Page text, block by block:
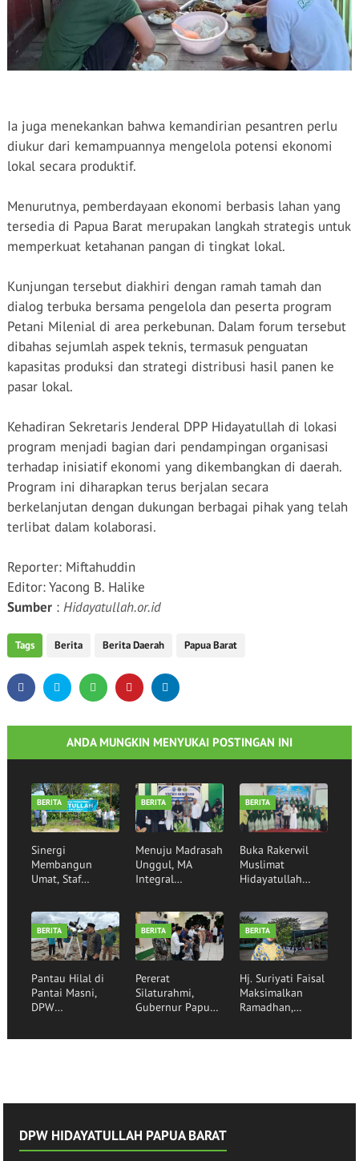
Ia juga menekankan bahwa kemandirian pesantren perlu
diukur dari kemampuannya mengelola potensi ekonomi
lokal secara produktif.
Menurutnya, pemberdayaan ekonomi berbasis lahan yang
tersedia di Papua Barat merupakan langkah strategis untuk
memperkuat ketahanan pangan di tingkat lokal.
Kunjungan tersebut diakhiri dengan ramah tamah dan
dialog terbuka bersama pengelola dan peserta program
Petani Milenial di area perkebunan. Dalam forum tersebut
dibahas sejumlah aspek teknis, termasuk penguatan
kapasitas produksi dan strategi distribusi hasil panen ke
pasar lokal.
Kehadiran Sekretaris Jenderal DPP Hidayatullah di lokasi
program menjadi bagian dari pendampingan organisasi
terhadap inisiatif ekonomi yang dikembangkan di daerah.
Program ini diharapkan terus berjalan secara
berkelanjutan dengan dukungan berbagai pihak yang telah
terlibat dalam kolaborasi.
Reporter: Miftahuddin
Editor: Yacong B. Halike
Sumber: Hidayatullah.or.id
Tags Berita Berita Daerah Papua Barat
ANDA MUNGKIN MENYUKAI POSTINGAN INI
BERITA
Sinergi
Membangun
Umat, Staf
Pondok Pesantren
Hidayatullah
Manokwari
BERITA
Menuju Madrasah
Unggul, MA
Integral
Sukses Tempuh
Visitasi Akreditasi
BERITA
Buka Rakerwil
Muslimat
Hidayatullah
Barat Tekankan
Peran Strategis
Perempuan
Sebagai Pilar
Bangsa
BERITA
Pantau Hilal di
Pantai Masni,
DPW
Syawal 1447 H
BERITA
Pererat
Silaturahmi,
Gubernur Papua
BERITA
Hj. Suriyati Faisal
Maksimalkan
Ramadhan,
DPW HIDAYATULLAH PAPUA BARAT